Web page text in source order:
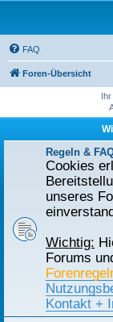
FAQ
Foren-Übersicht
Regeln &
Cookies
unseres
Wichtig:
Forums
Kontakt +